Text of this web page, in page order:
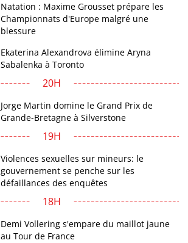
Natation : Maxime Grousset prépare les
Championnats d'Europe malgré une
blessure
Ekaterina Alexandrova élimine Aryna
Sabalenka à Toronto
20H
Jorge Martin domine le Grand Prix de
Grande-Bretagne à Silverstone
19H
Violences sexuelles sur mineurs: le
gouvernement se penche sur les
défaillances des enquêtes
18H
Demi Vollering s'empare du maillot jaune
au Tour de France